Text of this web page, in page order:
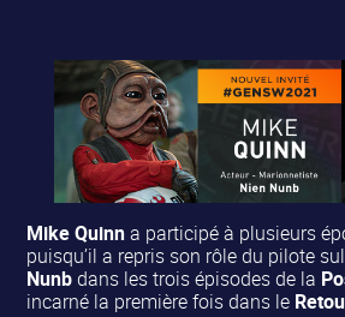
Mike Quinna participé à plusieurs
puisqu’il a repris son rôle du pilote
Nunbdans les trois épisodes de la
incarné la première fois dans le